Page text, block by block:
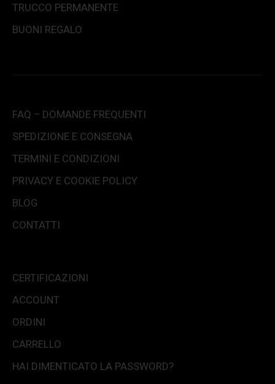
TRUCCO PERMANENTE
BUONI REGALO
FAQ – DOMANDE FREQUENTI
SPEDIZIONE E CONSEGNA
TERMINI E CONDIZIONI
PRIVACY E COOKIE POLICY
BLOG
CONTATTI
CERTIFICAZIONI
ACCOUNT
ORDINI
CARRELLO
HAI DIMENTICATO LA PASSWORD?